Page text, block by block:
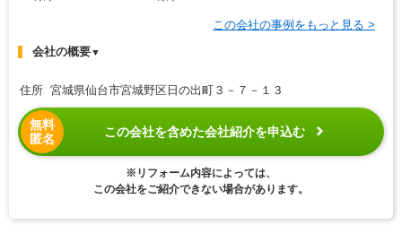
この会社の事例をもっと見る >
会社の概要▼
住所 宮城県仙台市宮城野区日の出町３－７－１３
無料
匿名
この会社を含めた会社紹介を申込む
※リフォーム内容によっては、
この会社をご紹介できない場合があります。